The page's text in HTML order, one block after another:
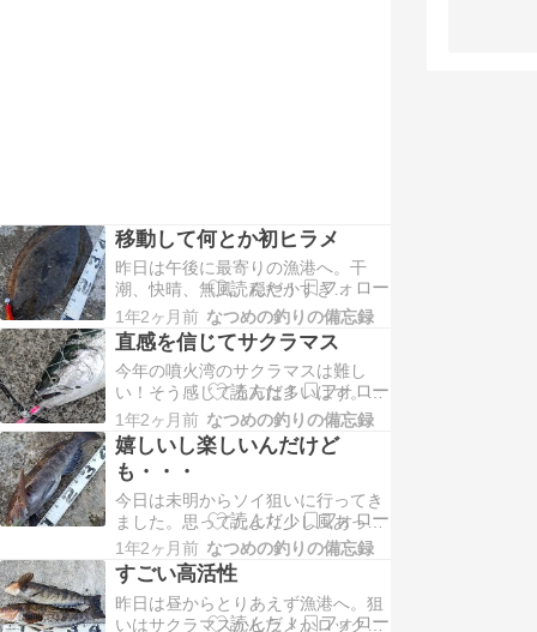
移動して何とか初ヒラメ
昨日は午後に最寄りの漁港へ。干
潮、快晴、無風。穏やかすぎ
る・・・。そして暑い。とりあえず
サクラのタックル準備して歩いてみ
る。サクラ見えてる・・・。ルアー
投げる。無視される。早めの見切
り！となりの漁港へ移動！ヒラメ狙
い！なにも反応しない・・・。日没
でやっとコツン。ん？何も動かん。
…
1年2ヶ月前 なつめの釣りの備忘録
直感を信じてサクラマス
今年の噴火湾のサクラマスは難し
い！そう感じてる方は多いはず。私
は2つの漁港に絞ってサクラマス狙
いしてましたが今年は小さいサクラ
を１回ばらしたのみ・・・。例年に
くらべると跳ねも少ない。昨日の夕
マズメいつもの漁港は外して今年初
の漁港へ。もう直感でここしかな
い！漁港内は私を含めて３名…
1年2ヶ月前 なつめの釣りの備忘録
嬉しいし楽しいんだけど
も・・・
今日は未明からソイ狙いに行ってき
ました。思ってたより少し風あって
今年初のナイターということでやり
にくいです。一投目から根掛か
り・・・針先つぶれた・・・。バイ
トも全くない。あれやこれやと試行
1年2ヶ月前 なつめの釣りの備忘録
すごい高活性
昨日は昼からとりあえず漁港へ。狙
いはサクラマスかヒラメかロックフ